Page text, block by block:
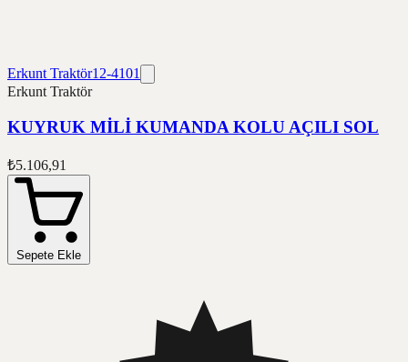
Erkunt Traktör12-4101
Erkunt Traktör
KUYRUK MİLİ KUMANDA KOLU AÇILI SOL
₺5.106,91
Sepete Ekle